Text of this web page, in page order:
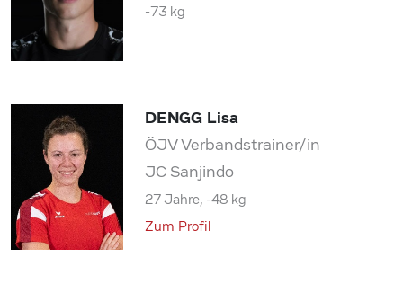
-73 kg
DENGG Lisa
ÖJV Verbandstrainer/in
JC Sanjindo
27 Jahre, -48 kg
Zum Profil